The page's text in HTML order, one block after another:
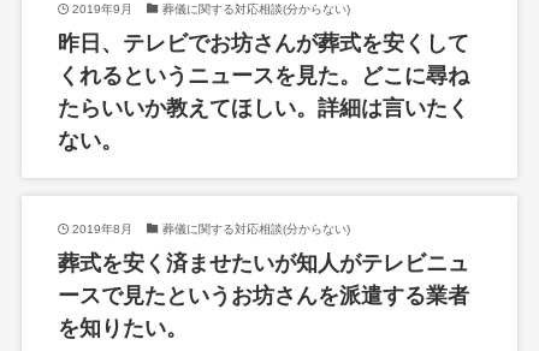
2019年9月 葬儀に関する対応相談(分からない)
昨日、テレビでお坊さんが葬式を安くして
くれるというニュースを見た。どこに尋ね
たらいいか教えてほしい。詳細は言いたく
ない。
2019年8月 葬儀に関する対応相談(分からない)
葬式を安く済ませたいが知人がテレビニュ
ースで見たというお坊さんを派遣する業者
を知りたい。